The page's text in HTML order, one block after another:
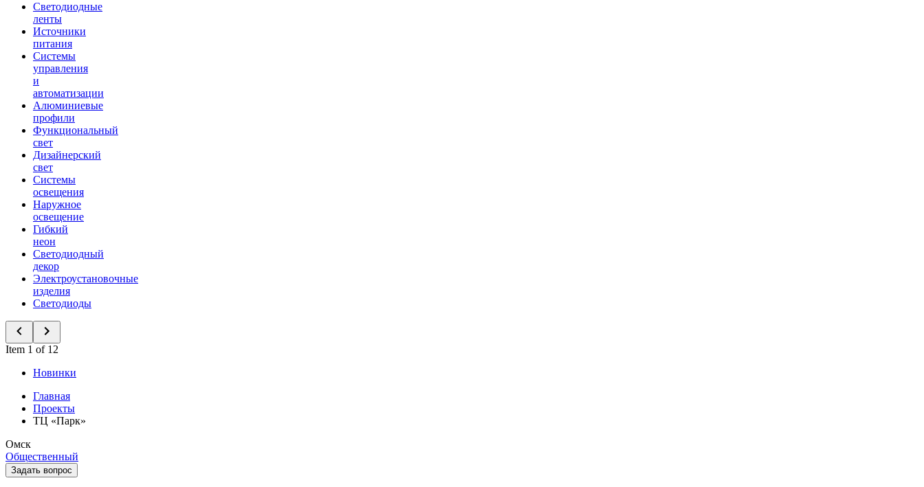
Светодиодные
ленты
Источники
питания
Системы
управления
и
автоматизации
Алюминиевые
профили
Функциональный
свет
Дизайнерский
свет
Системы
освещения
Наружное
освещение
Гибкий
неон
Светодиодный
декор
Электроустановочные
изделия
Светодиоды
Item 1 of 12
Новинки
Главная
Проекты
ТЦ «Парк»
Омск
Общественный
Задать вопрос